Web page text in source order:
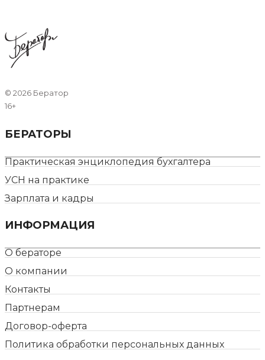
© 2026 Бератор
16+
БЕРАТОРЫ
Практическая энциклопедия бухгалтера
УСН на практике
Зарплата и кадры
ИНФОРМАЦИЯ
О бераторе
О компании
Контакты
Партнерам
Договор-оферта
Политика обработки персональных данных